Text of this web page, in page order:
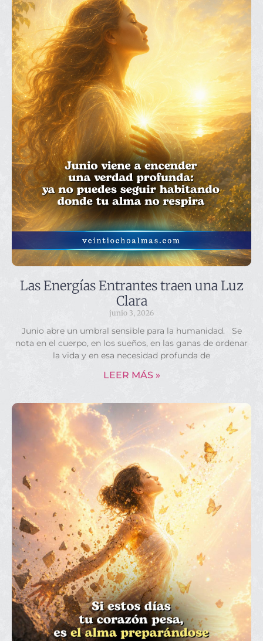
Las Energías Entrantes traen una Luz
Clara
junio 3, 2026
Junio abre un umbral sensible para la humanidad. Se
nota en el cuerpo, en los sueños, en las ganas de ordenar
la vida y en esa necesidad profunda de
LEER MÁS »